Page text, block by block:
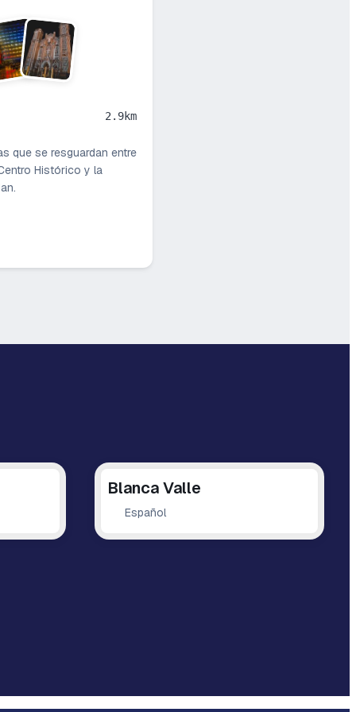
2.9km
que se resguardan entre
Histórico y la
Blanca Valle
Español